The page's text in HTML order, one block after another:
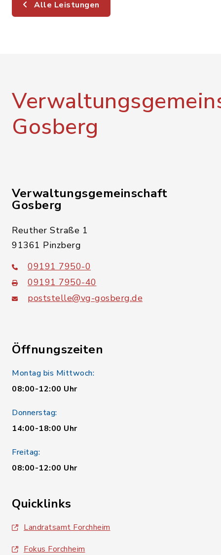
Alle Leistungen
Gosberg
Verwaltungsgemeinschaft
Gosberg
Reuther Straße 1
91361 Pinzberg
09191 7950-0
09191 7950-40
poststelle@vg-gosberg.de
Öffnungszeiten
Montag bis Mittwoch:
08:00-12:00 Uhr
Donnerstag:
14:00-18:00 Uhr
Freitag:
08:00-12:00 Uhr
Quicklinks
Landratsamt Forchheim
Fokus Forchheim